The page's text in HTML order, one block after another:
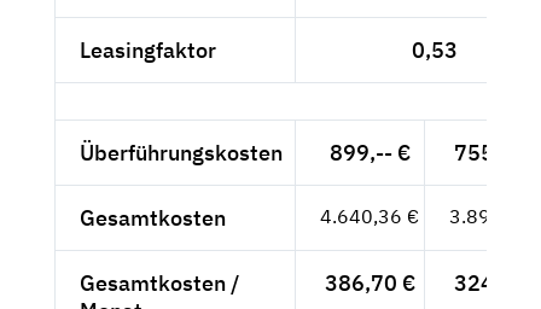
Leasingfaktor 0,53
Überführungskosten 899,-- € 755,46
Gesamtkosten 4.640,36 € 3.899,46
Gesamtkosten /
386,70 € 324,96